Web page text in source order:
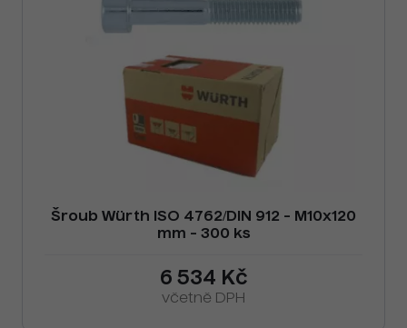
Šroub Würth ISO 4762/DIN 912 - M10x120
mm - 300 ks
6 534 Kč
včetně DPH